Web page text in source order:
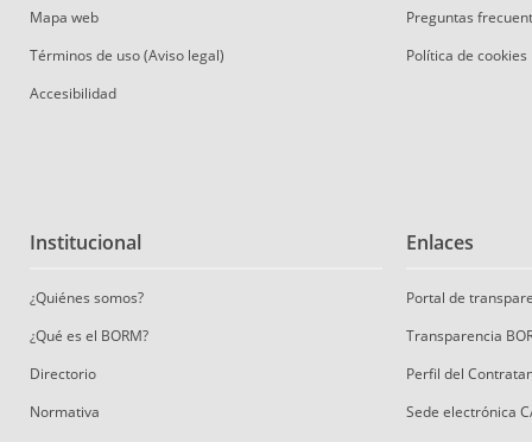
Mapa web
Términos de uso (Aviso legal)
Accesibilidad
Preguntas
Política de cookies
Institucional
¿Quiénes somos?
¿Qué es el BORM?
Directorio
Normativa
Enlaces
Portal de
Transparencia
Perfil del
Sede electrónica